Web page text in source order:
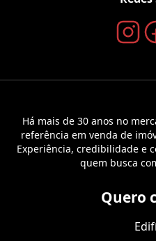
Há mais de 30 anos no
referência em venda de
Experiência, credibilidade e
quem busca
Quero